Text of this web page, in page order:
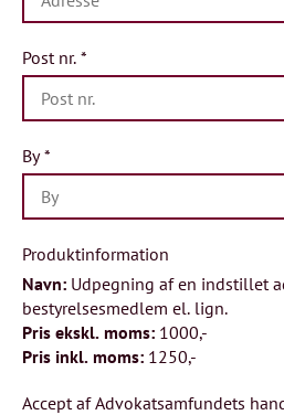
Post nr. *
By*
Produktinformation
Navn: Udpegning af en indstillet
bestyrelsesmedlem el. lign.
Pris ekskl. moms: 1000,-
Pris inkl. moms: 1250,-
Accept af Advokatsamfundets